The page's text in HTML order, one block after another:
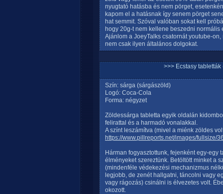
nyugtató hatásba és nem pörget,
kapom el a hatásnak így senem pörget
hat semmit. Szóval valóban sokat kell
hogy 20g-t nem kellene beszedni normális
Ajánlom a JoeyTalks csatornát youtube-
nem csak ilyen általános dolgokat.
>>> Ecstasy tabletták
Szín: sárga (sárgászöld)
Logó: Coca-Cola
Forma: négyzet
Zöldessárga tabletta egyik oldalán
felirattal és a harmadó vonalakkal.
A színt leszámítva (mivel a miénk zöldes
https://www.pillreports.net/images/fullsize/
Hárman fogyasztottunk, fejenként egy-egy
élményeket szereztünk. Betöltött minket a
(mindenféle védekezési mechanizmus
legjobb, de zenét hallgatni, táncolni vagy
vagy rágozás) csinálni is élvezetes volt.
okozott.